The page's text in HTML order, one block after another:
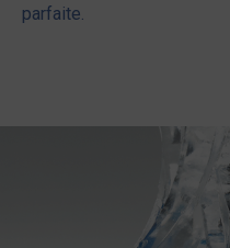
parfaite.